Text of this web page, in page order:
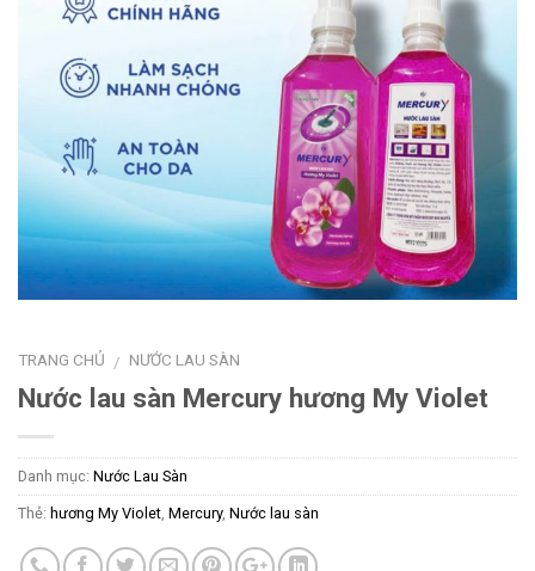
TRANG CHỦ / NƯỚC LAU SÀN
Nước lau sàn Mercury hương My Violet
Danh mục: Nước Lau Sàn
Thẻ: hương My Violet Mercury, Nước lau sàn